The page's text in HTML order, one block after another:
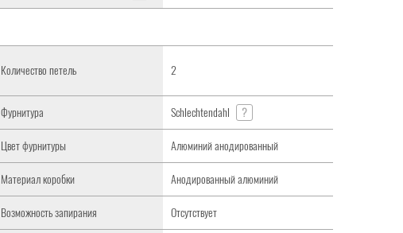
Количество петель 2
Фурнитура Schlechtendahl ?
Цвет фурнитуры Алюминий анодированный
Материал коробки Анодированный алюминий
Возможность запирания Отсутствует